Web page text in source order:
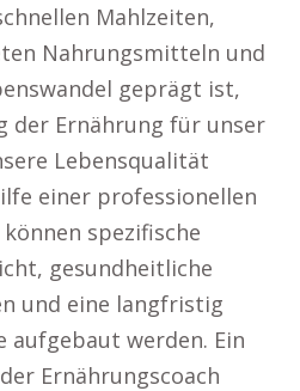
Mahlzeiten,
Nahrungsmitteln und
geprägt ist,
der Ernährung für unser
Lebensqualität
einer professionellen
spezifische
gesundheitliche
und eine langfristig
aufgebaut werden. Ein
Ernährungscoach